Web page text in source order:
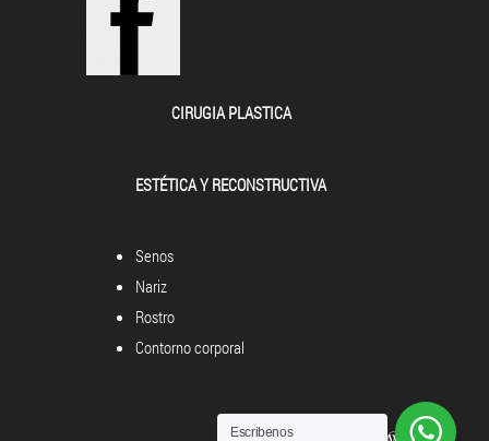
CIRUGIA PLASTICA
ESTÉTICA Y RECONSTRUCTIVA
Senos
Nariz
Rostro
Contorno corporal
Escribenos